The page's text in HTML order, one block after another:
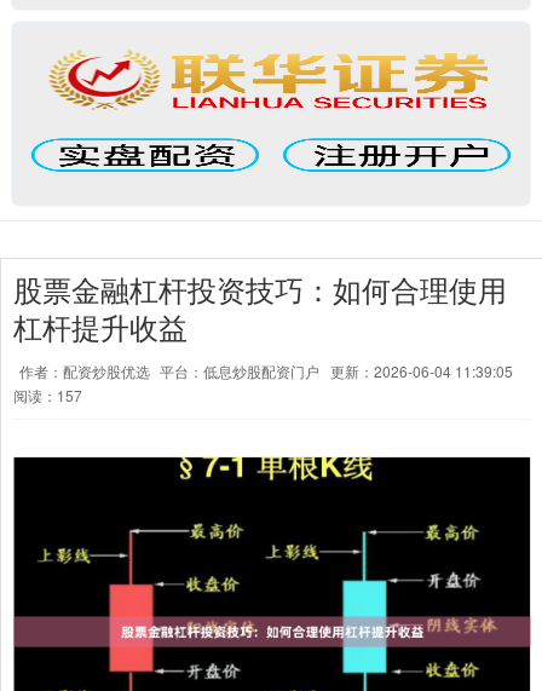
股票金融杠杆投资技巧：如何合理使用
杠杆提升收益
作者：配资炒股优选 平台：低息炒股配资门户 更新：2026-06-04 11:39:05
阅读：157